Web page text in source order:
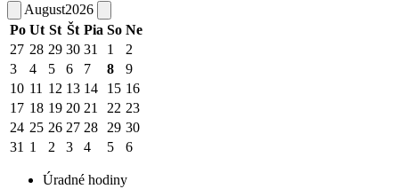
August2026
Po Ut St Št Pia So Ne
27 28 29 30 31 1
2
3
4 5 6 7 8
9
10 11 12 13 14 15 16
17 18 19 20 21 22 23
24 25 26 27 28 29 30
31 1 2 3 4 5 6
Úradné hodiny